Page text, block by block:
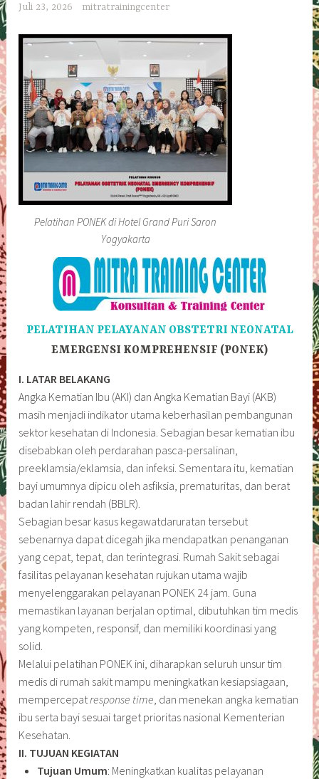
Juli 23, 2026 mitratrainingcenter
Pelatihan PONEK di Hotel Grand Puri Saron
Yogyakarta
PELATIHAN PELAYANAN OBSTETRI NEONATAL
EMERGENSI KOMPREHENSIF (PONEK)
I. LATAR BELAKANG
Angka Kematian Ibu (AKI) dan Angka Kematian Bayi (AKB)
masih menjadi indikator utama keberhasilan pembangunan
sektor kesehatan di Indonesia. Sebagian besar kematian ibu
disebabkan oleh perdarahan pasca-persalinan,
preeklamsia/eklamsia, dan infeksi. Sementara itu, kematian
bayi umumnya dipicu oleh asfiksia, prematuritas, dan berat
badan lahir rendah (BBLR).
Sebagian besar kasus kegawatdaruratan tersebut
sebenarnya dapat dicegah jika mendapatkan penanganan
yang cepat, tepat, dan terintegrasi. Rumah Sakit sebagai
fasilitas pelayanan kesehatan rujukan utama wajib
menyelenggarakan pelayanan PONEK 24 jam. Guna
memastikan layanan berjalan optimal, dibutuhkan tim medis
yang kompeten, responsif, dan memiliki koordinasi yang
solid.
Melalui pelatihan PONEK ini, diharapkan seluruh unsur tim
medis di rumah sakit mampu meningkatkan kesiapsiagaan,
mempercepatresponse time, dan menekan angka kematian
ibu serta bayi sesuai target prioritas nasional Kementerian
Kesehatan.
II. TUJUAN KEGIATAN
Tujuan Umum: Meningkatkan kualitas pelayanan